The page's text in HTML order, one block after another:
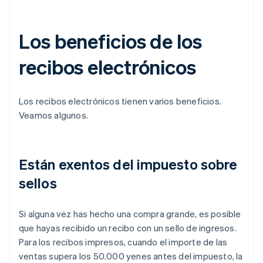
Los beneficios de los
recibos electrónicos
Los recibos electrónicos tienen varios beneficios.
Veamos algunos.
Están exentos del impuesto sobre
sellos
Si alguna vez has hecho una compra grande, es posible
que hayas recibido un recibo con un sello de ingresos.
Para los recibos impresos, cuando el importe de las
ventas supera los 50.000 yenes antes del impuesto, la